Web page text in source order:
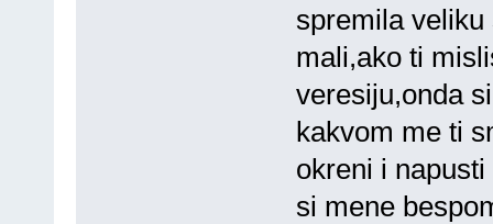
spremila
mali,ako ti
veresiju,onda
kakvom me ti
okreni i
si mene